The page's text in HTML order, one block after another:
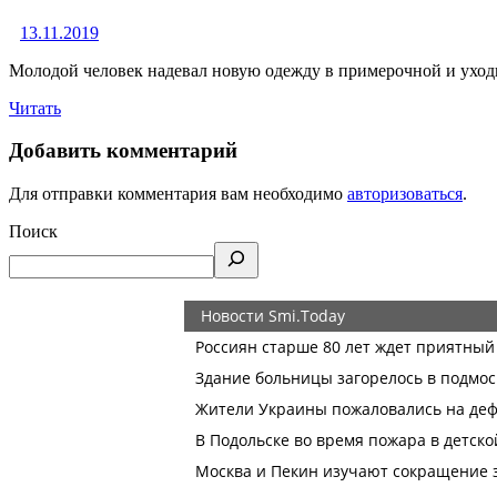
13.11.2019
Молодой человек надевал новую одежду в примерочной и
Читать
Добавить комментарий
Для отправки комментария вам необходимо авторизоваться.
Поиск